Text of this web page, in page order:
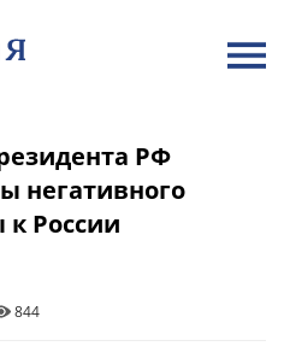
РФ
негативного
России
844